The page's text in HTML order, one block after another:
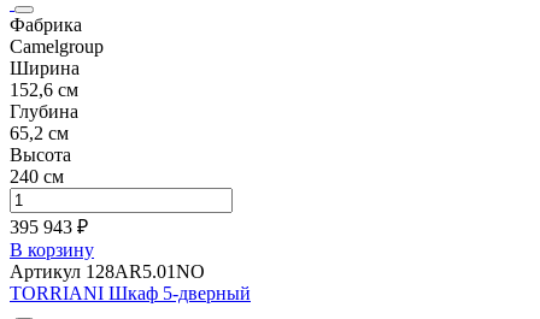
Фабрика
Camelgroup
Ширина
152,6 см
Глубина
65,2 см
Высота
240 см
395 943 ₽
В корзину
Артикул 128AR5.01NO
TORRIANI Шкаф 5-дверный